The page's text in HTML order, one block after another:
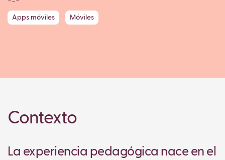
Apps móviles Móviles
Contexto
La experiencia pedagógica nace en el